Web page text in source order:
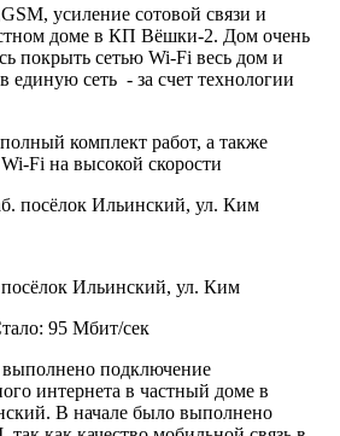
усиление сотовой связи и
доме в КП Вёшки-2. Дом очень
покрыть сетью Wi-Fi весь дом и
единую сеть - за счет технологии
комплект работ, а также
Fi на высокой скорости
Ильинский, ул. Ким
95 Мбит/сек
подключение
интернета в частный доме в
В начале было выполнено